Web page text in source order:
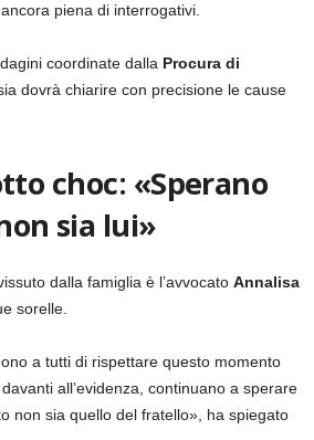
piena di interrogativi.
coordinate dalla Procura di
dovrà chiarire con precisione le cause
choc: «Sperano
sia lui»
dalla famiglia è l’avvocato Annalisa
sorelle.
a tutti di rispettare questo momento
all’evidenza, continuano a sperare
non sia quello del fratello», ha spiegato